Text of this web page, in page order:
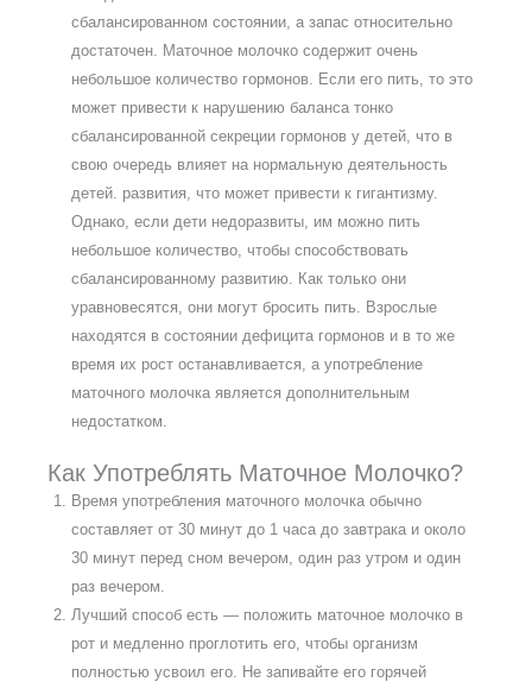
сбалансированном состоянии, а запас относительно
достаточен. Маточное молочко содержит очень
небольшое количество гормонов. Если его пить, то это
может привести к нарушению баланса тонко
сбалансированной секреции гормонов у детей, что в
свою очередь влияет на нормальную деятельность
детей. развития, что может привести к гигантизму.
Однако, если дети недоразвиты, им можно пить
небольшое количество, чтобы способствовать
сбалансированному развитию. Как только они
уравновесятся, они могут бросить пить. Взрослые
находятся в состоянии дефицита гормонов и в то же
время их рост останавливается, а употребление
маточного молочка является дополнительным
недостатком.
Как Употреблять Маточное Молочко?
Время употребления маточного молочка обычно
составляет от 30 минут до 1 часа до завтрака и около
30 минут перед сном вечером, один раз утром и один
раз вечером.
Лучший способ есть — положить маточное молочко в
рот и медленно проглотить его, чтобы организм
полностью усвоил его. Не запивайте его горячей